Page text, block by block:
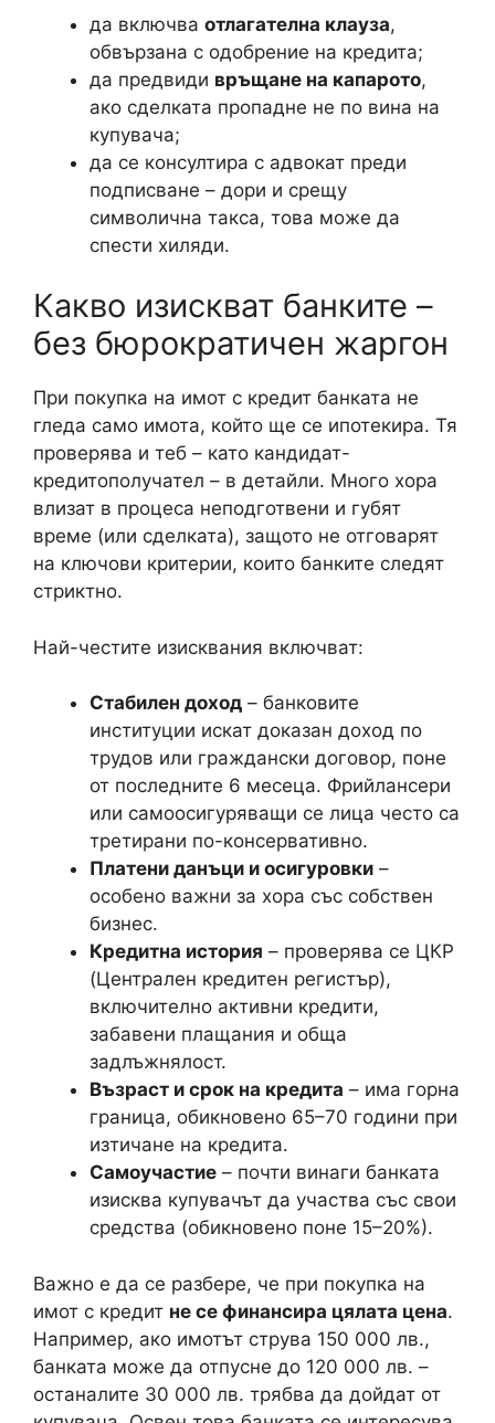
да включва отлагателна клауза,
обвързана с одобрение на кредита;
да предвиди връщане на капарото,
ако сделката пропадне не по вина на
купувача;
да се консултира с адвокат преди
подписване – дори и срещу
символична такса, това може да
спести хиляди.
Какво изискват банките –
без бюрократичен жаргон
При покупка на имот с кредит банката не
гледа само имота, който ще се ипотекира. Тя
проверява и теб – като кандидат-
кредитополучател – в детайли. Много хора
влизат в процеса неподготвени и губят
време (или сделката), защото не отговарят
на ключови критерии, които банките следят
стриктно.
Най-честите изисквания включват:
Стабилен доход – банковите
институции искат доказан доход по
трудов или граждански договор, поне
от последните 6 месеца. Фрийлансери
или самоосигуряващи се лица често са
третирани по-консервативно.
Платени данъци и осигуровки –
особено важни за хора със собствен
бизнес.
Кредитна история – проверява се ЦКР
(Централен кредитен регистър),
включително активни кредити,
забавени плащания и обща
задлъжнялост.
Възраст и срок на кредита – има горна
граница, обикновено 65–70 години при
изтичане на кредита.
Самоучастие – почти винаги банката
изисква купувачът да участва със свои
средства (обикновено поне 15–20%).
Важно е да се разбере, че при покупка на
имот с кредит не се финансира цялата цена.
Например, ако имотът струва 150 000 лв.,
банката може да отпусне до 120 000 лв. –
останалите 30 000 лв. трябва да дойдат от